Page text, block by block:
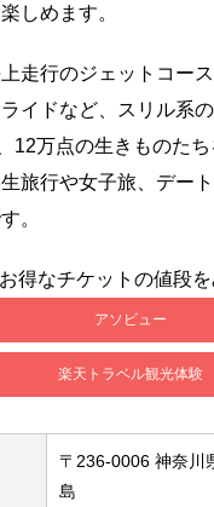
しめます。
走行のジェットコー
イドなど、スリル系
12万点の生きものた
旅行や女子旅、デー
。
得なチケットの値段を
アソビュー
楽天トラベル観光体験
〒236-0006 神奈川
島